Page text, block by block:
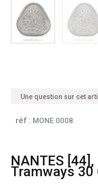
Une question sur cet
réf : MONE 0008
NANTES
Tramways 30